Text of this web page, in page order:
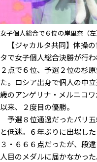
女子個人総合で６位の岸里奈（
【ジャカルタ共同】体操
タで女子個人総合決勝が行
２点で６位、予選２位の杉
た。ロシア出身で個人の中
歳のアンゲリナ・メルニコ
以来、２度目の優勝。
予選８位通過だったパリ
と低迷。６年ぶりに出場し
３・６６６点だったが、段
人目のメダルに届かなかった